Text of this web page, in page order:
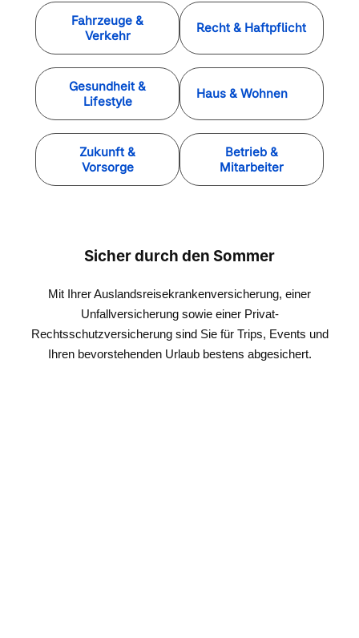
Fahrzeuge &
Verkehr
Recht & Haftpflicht
Gesundheit &
Lifestyle
Haus & Wohnen
Zukunft &
Vorsorge
Betrieb &
Mitarbeiter
Sicher durch den Sommer
Mit Ihrer Auslandsreisekrankenversicherung, einer
Unfallversicherung sowie einer Privat-
Rechtsschutzversicherung sind Sie für Trips, Events und
Ihren bevorstehenden Urlaub bestens abgesichert.